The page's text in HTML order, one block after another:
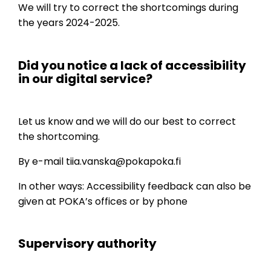
We will try to correct the shortcomings during
the years 2024-2025.
Did you notice a lack of accessibility
in our digital service?
Let us know and we will do our best to correct
the shortcoming.
By e-mail tiia.vanska@pokapoka.fi
In other ways: Accessibility feedback can also be
given at POKA’s offices or by phone
Supervisory authority